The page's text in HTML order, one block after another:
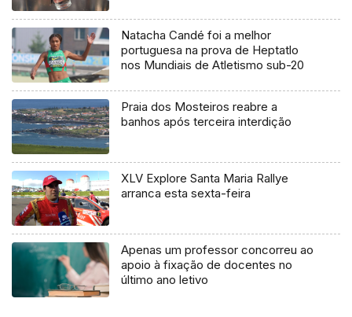
Natacha Candé foi a melhor
portuguesa na prova de Heptatlo
nos Mundiais de Atletismo sub-20
Praia dos Mosteiros reabre a
banhos após terceira interdição
XLV Explore Santa Maria Rallye
arranca esta sexta-feira
Apenas um professor concorreu ao
apoio à fixação de docentes no
último ano letivo